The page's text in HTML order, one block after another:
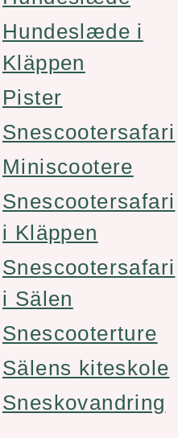
Hundeslæde i
Kläppen
Pister
Snescootersafari
Miniscootere
Snescootersafari
i Kläppen
Snescootersafari
i Sälen
Snescooterture
Sälens kiteskole
Sneskovandring